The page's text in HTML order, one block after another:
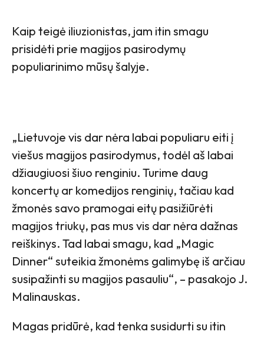
Kaip teigė iliuzionistas, jam itin smagu
prisidėti prie magijos pasirodymų
populiarinimo mūsų šalyje.
„Lietuvoje vis dar nėra labai populiaru eiti į
viešus magijos pasirodymus, todėl aš labai
džiaugiuosi šiuo renginiu. Turime daug
koncertų ar komedijos renginių, tačiau kad
žmonės savo pramogai eitų pasižiūrėti
magijos triukų, pas mus vis dar nėra dažnas
reiškinys. Tad labai smagu, kad „Magic
Dinner“ suteikia žmonėms galimybę iš arčiau
susipažinti su magijos pasauliu“, – pasakojo J.
Malinauskas.
Magas pridūrė, kad tenka susidurti su itin